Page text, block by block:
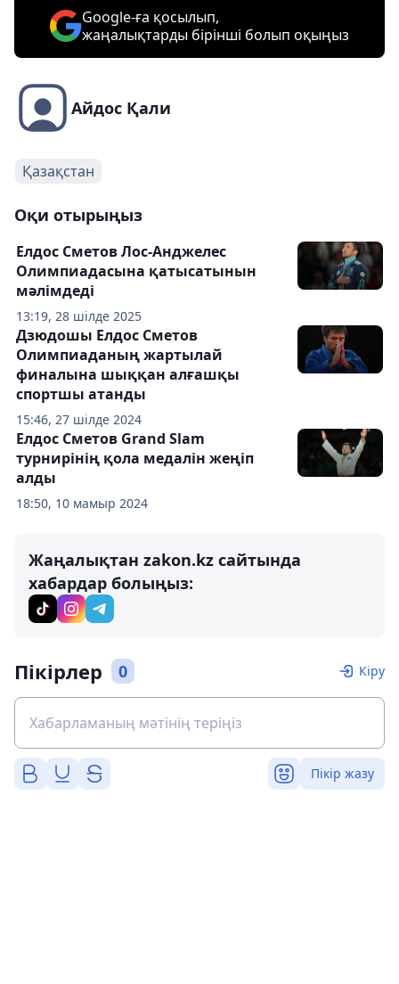
Google-ға қосылып,
жаңалықтарды бірінші болып оқыңыз
Айдос Қали
Қазақстан
Оқи отырыңыз
13:19, 28 шілде 2025
Елдос Сметов Лос-Анджелес
Олимпиадасына қатысатынын
мәлімдеді
15:46, 27 шілде 2024
Дзюдошы Елдос Сметов
Олимпиаданың жартылай
финалына шыққан алғашқы
спортшы атанды
18:50, 10 мамыр 2024
Елдос Сметов Grand Slam
турнирінің қола медалін жеңіп
алды
Жаңалықтан zakon.kz сайтында
хабардар болыңыз:
Пікірлер 0 Кіру
Пікір жазу